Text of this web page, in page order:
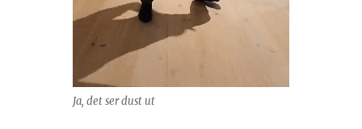
Ja, det ser dust ut